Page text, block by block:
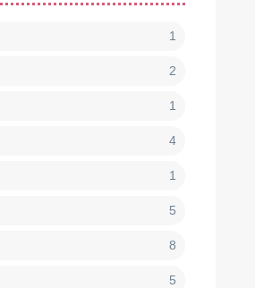
1
2
1
4
1
5
8
5